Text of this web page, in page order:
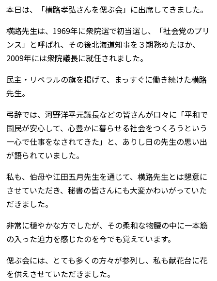
本日は、「横路孝弘さんを偲ぶ会」に出席してきました。
横路先生は、1969年に衆院選で初当選し、「社会党のプリ
ンス」と呼ばれ、その後北海道知事を３期務めたほか、
2009年には衆院議長に就任されました。
民主・リベラルの旗を掲げて、まっすぐに働き続けた横路
先生。
弔辞では、河野洋平元議長などの皆さんが口々に「平和で
国民が安心して、心豊かに暮らせる社会をつくろうという
一心で仕事をなされてきた」と、ありし日の先生の思い出
が語られていました。
私も、伯母や江田五月先生を通じて、横路先生とは懇意に
させていただき、秘書の皆さんにも大変かわいがっていた
だきました。
非常に穏やかな方でしたが、その柔和な物腰の中に一本筋
の入った迫力を感じたのを今でも覚えています。
偲ぶ会には、とても多くの方々が参列し、私も献花台に花
を供えさせていただきました。